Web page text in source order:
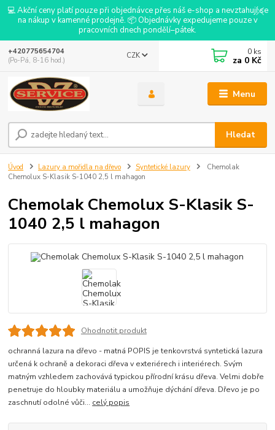
💻 Akční ceny platí pouze při objednávce přes náš e-shop a nevztahují se
na nákup v kamenné prodejně. 📦 Objednávky expedujeme pouze v
pracovních dnech pondělí–pátek.
Menu
CZK
Hledat
+420775654704
(Po-Pá, 8-16 hod.)
0 ks
za 0 Kč
Úvod Lazury a mořidla na dřevo Syntetické lazury
Chemolak
Chemolux S-Klasik S-1040 2,5 l mahagon
Chemolak Chemolux S-Klasik S-
1040 2,5 l mahagon
Ohodnotit produkt
ochranná lazura na dřevo - matná POPIS je tenkovrstvá syntetická lazura
určená k ochraně a dekoraci dřeva v exteriérech i interiérech. Svým
matným vzhledem zachovává typickou přírodní krásu dřeva. Velmi dobře
penetruje do hloubky materiálu a umožňuje dýchání dřeva. Dřevo je po
zaschnutí odolné vůči... celý popis